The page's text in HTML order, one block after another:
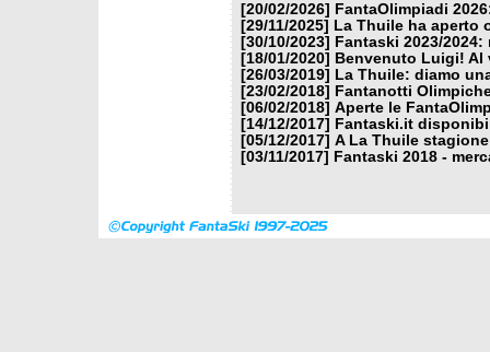
[20/02/2026]
FantaOlimpiadi
[29/11/2025]
La Thuile ha aperto
[30/10/2023]
Fantaski 2023/
[18/01/2020]
Benvenuto Luigi! Al
[26/03/2019]
La Thuile: diamo
[23/02/2018]
Fantanotti
[06/02/2018] Aperte le
[14/12/2017]
Fantaski.it
[05/12/2017] A La Thuile
[03/11/2017]
Fantaski 2018 -